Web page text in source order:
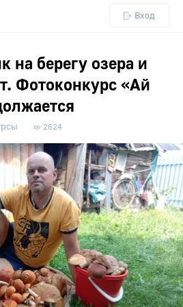
Вход
на берегу озера и
Фотоконкурс «Ай
2624